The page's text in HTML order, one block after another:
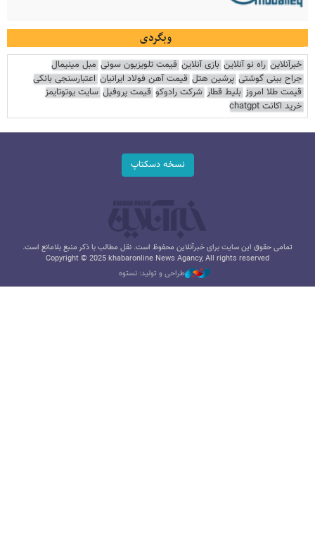
وبگردی
خبرآنلاین راه نو آنلاین بازی آنلاین قیمت تلویزیون سونی مبل مینیمال
جراح بینی گوشتی پرشین هتل قیمت آهن فولاد ایرانیان اعتبارسنجی بانکی
قیمت طلا امروز بلیط قطار شرکت رادوکو قیمت پروفیل سایت یوتوتایمز
خرید اکانت chatgpt
نسخه دسکتاپ
تمامی حقوق این سایت برای خبرآنلاین محفوظ است. نقل مطالب با ذکر منبع بلامانع است.
Copyright © 2025 khabaronline News Agancy, All rights reserved
طراحی و تولید: نستوه